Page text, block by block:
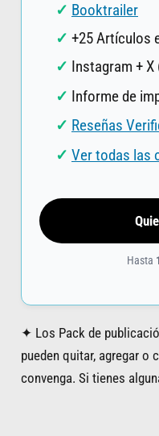
Booktrailer
+25 Artículos
Instagram + X
Informe de
Reseñas
Ver todas las
Hasta
✦ Los Pack de
pueden quitar, agregar o
convenga. Si tienes